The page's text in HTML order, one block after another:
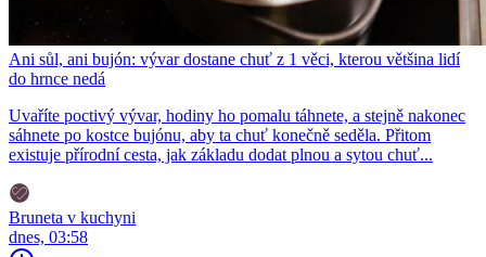
Ani sůl, ani bujón: vývar dostane chuť z 1 věci, kterou většina lidí
do hrnce nedá
Uvaříte poctivý vývar, hodiny ho pomalu táhnete, a stejně nakonec
sáhnete po kostce bujónu, aby ta chuť konečně seděla. Přitom
existuje přírodní cesta, jak základu dodat plnou a sytou chuť...
Bruneta v kuchyni
dnes, 03:58